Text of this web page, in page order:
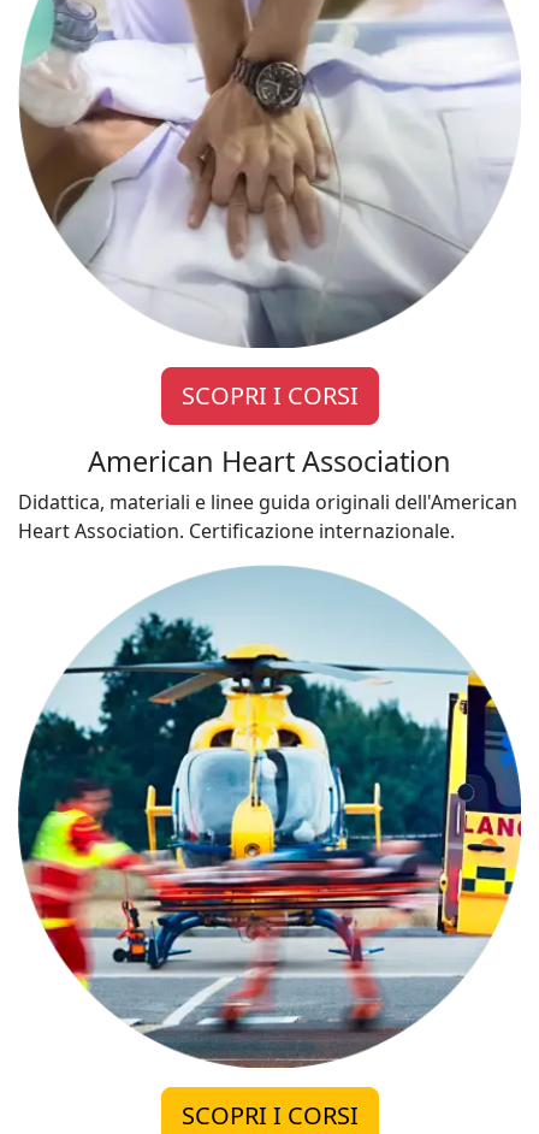
SCOPRI I CORSI
American Heart Association
Didattica, materiali e linee guida originali dell'American
Heart Association. Certificazione internazionale.
SCOPRI I CORSI